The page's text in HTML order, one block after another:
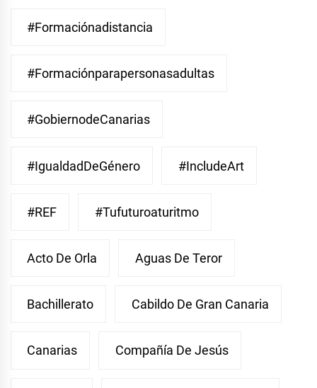
#Formaciónadistancia
#Formaciónparapersonasadultas
#GobiernodeCanarias
#IgualdadDeGénero #IncludeArt
#REF #Tufuturoaturitmo
Acto De Orla Aguas De Teror
Bachillerato Cabildo De Gran Canaria
Canarias Compañía De Jesús